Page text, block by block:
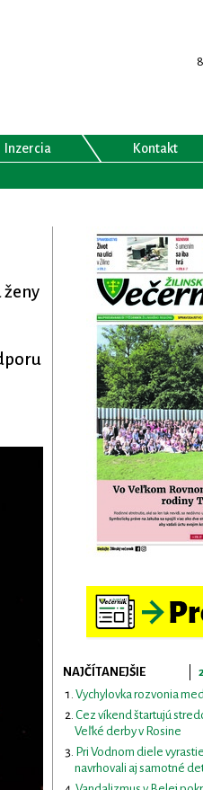
Inzercia Kontakt
ženy
NAJČÍTANEJŠIE
Vychylovka rozvonia
Cez víkend štartujú
Veľké derby v Rosine
Pri Vodnom diele
navrhovali aj samotné